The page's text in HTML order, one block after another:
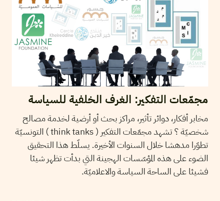
مجمّعات التفكير: الغرف الخلفية للسياسة
مخابر أفكار، دوائر تأثير، مراكز بحث أو أرضية لخدمة مصالح
شخصيّة ؟ تشهد مجمّعات التفكير ( think tanks ) التونسيّة
تطوّرا مدهشا خلال السنوات الأخيرة. يسلّط هذا التحقيق
الضوء على هذه المؤسّسات الهجينة التي بدأت تظهر شيئا
فشيئا على الساحة السياسة والاعلاميّة.